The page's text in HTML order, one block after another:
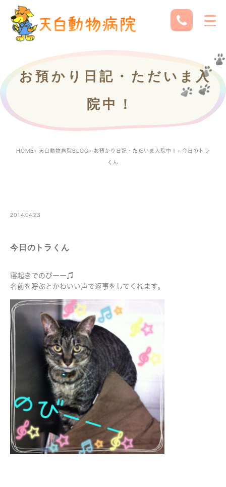
お預かり日記・ただいま入
院中！
HOME 天白動物病院BLOG お預かり日記・ただいま入院中！ 今日のトラ
くん
2014.04.23
今日のトラくん
寝起きでのびーー♫
名前を呼ぶとかわいい声で返事をしてくれます。